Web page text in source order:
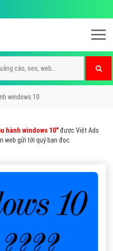
windows 10
hành windows 10"được Việt Ads
web gửi tới quý bạn đọc.